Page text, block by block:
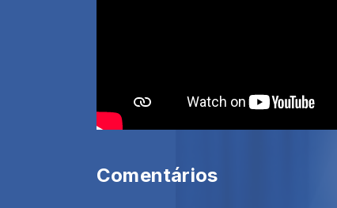
Comentários